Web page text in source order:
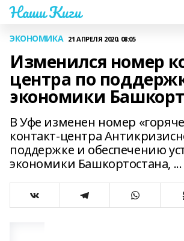
Наши Киги
ЭКОНОМИКА 21 АПРЕЛЯ 2020, 08:05
Изменился номер
центра по
экономики
В Уфе изменен номер
контакт-центра
поддержке и обеспечению
экономики Башкортостана, ...